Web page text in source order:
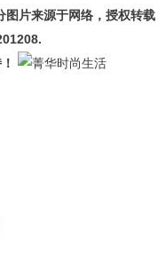
片来源于网络，授权转载